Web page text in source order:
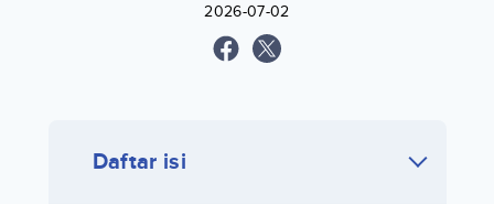
2026-07-02
Daftar isi